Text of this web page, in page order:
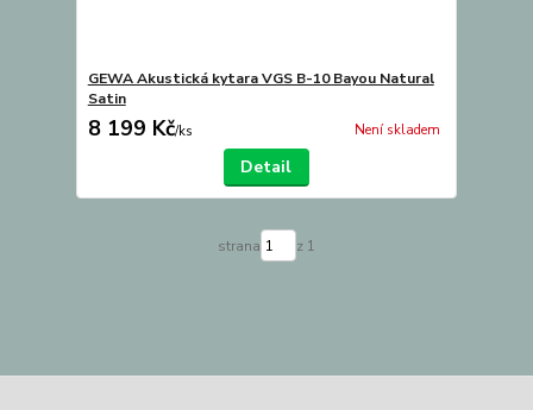
GEWA Akustická kytara VGS B-10 Bayou Natural
Satin
8 199 Kč/ks Není skladem
Detail
strana z 1